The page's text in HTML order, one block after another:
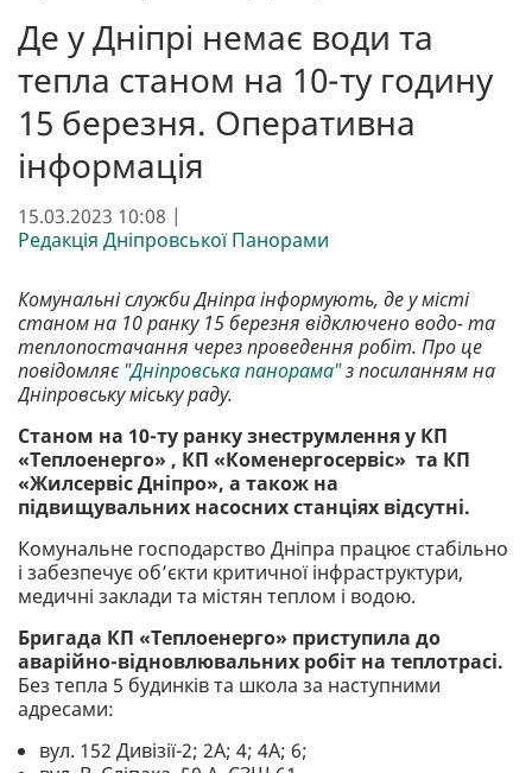
Де у Дніпрі немає води та
тепла станом на 10-ту годину
15 березня. Оперативна
інформація
15.03.2023 10:08 |
Редакція Дніпровської Панорами
Комунальні служби Дніпра інформують, де у місті
станом на 10 ранку 15 березня відключено водо- та
теплопостачання через проведення робіт. Про це
повідомляє"Дніпровська панорама"з посиланням на
Дніпровську міську раду.
Станом на 10-ту ранку знеструмлення у КП
«Теплоенерго» , КП «Коменергосервіс» та КП
«Жилсервіс Дніпро», а також на
підвищувальних насосних станціях відсутні.
Комунальне господарство Дніпра працює стабільно
і забезпечує об’єкти критичної інфраструктури,
медичні заклади та містян теплом і водою.
Бригада КП «Теплоенерго» приступила до
аварійно-відновлювальних робіт на теплотрасі.
Без тепла 5 будинків та школа за наступними
адресами:
вул. 152 Дивізії-2; 2А; 4; 4А; 6;